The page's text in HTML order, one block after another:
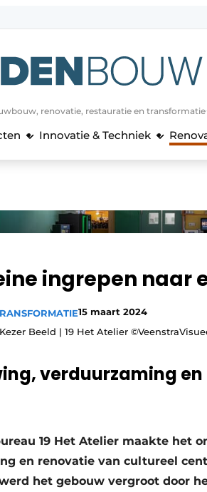
voorwaarden
logon
aanmelden
renovatie, restauratie en transformatie
Innovatie & Techniek
ingrepen naar
15 maart 2024
Beeld | 19 Het Atelier
verduurzaming
19 Het Atelier maakte het
en renovatie van cultureel
het gebouw vergroot door